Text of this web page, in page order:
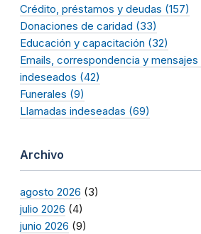
Crédito, préstamos y deudas (157)
Donaciones de caridad (33)
Educación y capacitación (32)
Emails, correspondencia y
indeseados (42)
Funerales (9)
Llamadas indeseadas (69)
Archivo
agosto 2026 (3)
julio 2026 (4)
junio 2026 (9)